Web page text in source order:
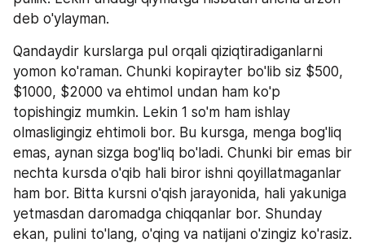
deb o'ylayman.
Qandaydir kurslarga pul orqali qiziqtiradiganlarni
yomon ko'raman. Chunki kopirayter bo'lib siz $500,
$1000, $2000 va ehtimol undan ham ko'p
topishingiz mumkin. Lekin 1 so'm ham ishlay
olmasligingiz ehtimoli bor. Bu kursga, menga bog'liq
emas, aynan sizga bog'liq bo'ladi. Chunki bir emas bir
nechta kursda o'qib hali biror ishni qoyillatmaganlar
ham bor. Bitta kursni o'qish jarayonida, hali yakuniga
yetmasdan daromadga chiqqanlar bor. Shunday
ekan, pulini to'lang, o'qing va natijani o'zingiz ko'rasiz.